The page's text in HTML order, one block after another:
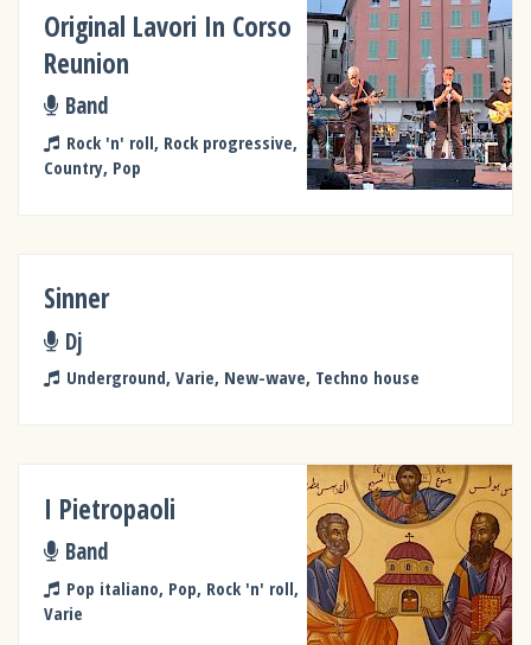
Original Lavori In Corso
Reunion
Band
Rock 'n' roll, Rock progressive,
Country, Pop
Sinner
Dj
Underground, Varie, New-wave, Techno house
I Pietropaoli
Band
Pop italiano, Pop, Rock 'n' roll,
Varie